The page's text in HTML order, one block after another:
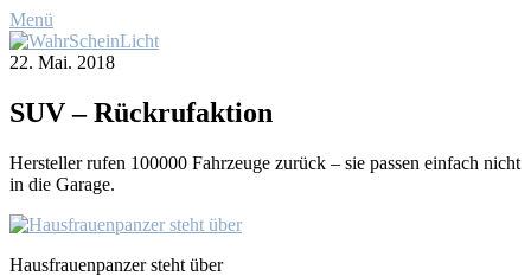
Menü
22. Mai. 2018
SUV – Rück­ruf­ak­ti­on
Her­stel­ler ru­fen 100000 Fahr­zeu­ge zu­rück – sie pas­sen ein­fach nicht
in die Ga­ra­ge.
Haus­frau­en­pan­zer steht über